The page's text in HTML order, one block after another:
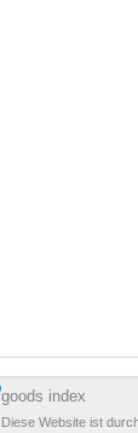
goods index
Diese Website ist